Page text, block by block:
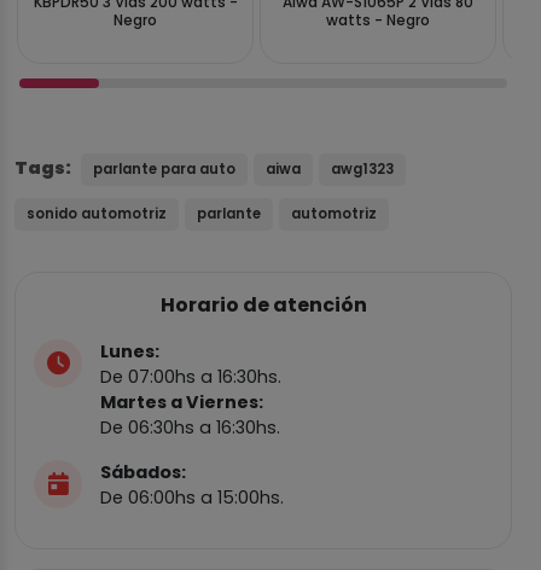
Negro
watts - Negro
Tags: parlante para auto aiwa awg1323
sonido automotriz parlante automotriz
Horario de atención
Lunes:
De 07:00hs a 16:30hs.
Martes a Viernes:
De 06:30hs a 16:30hs.
Sábados:
De 06:00hs a 15:00hs.